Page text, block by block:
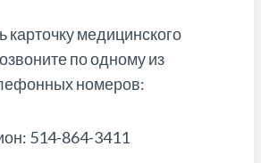
карточку медицинского
по одному из
номеров:
514-864-3411